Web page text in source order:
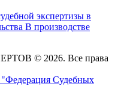
экспертизы в
В производстве
© 2026. Все права
Судебных